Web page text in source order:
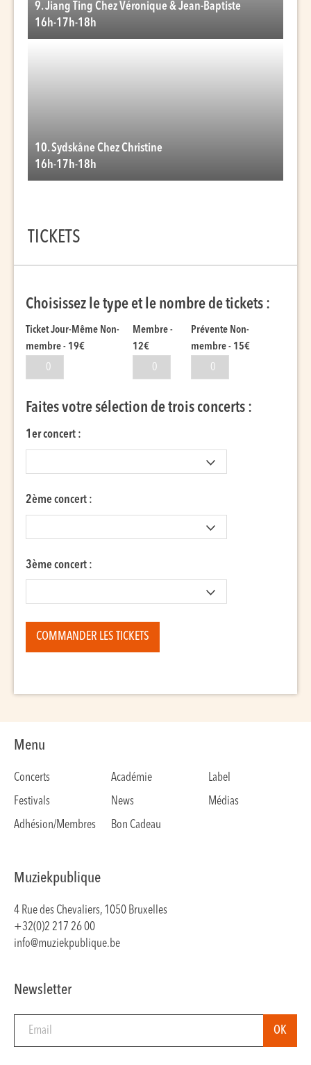
9. Jiang Ting Chez Véronique & Jean-Baptiste
16h-17h-18h
10. Sydskåne Chez Christine
16h-17h-18h
TICKETS
Choisissez le type et le nombre de tickets :
Ticket Jour-Même Non-
membre - 19€
Membre -
12€
Prévente Non-
membre - 15€
Faites votre sélection de trois concerts :
1er concert :
2ème concert :
3ème concert :
Menu
Concerts Académie
Label
Festivals
News
Médias
Adhésion/Membres
Bon Cadeau
Muziekpublique
4 Rue des Chevaliers, 1050 Bruxelles
+32(0)2 217 26 00
info@muziekpublique.be
Newsletter